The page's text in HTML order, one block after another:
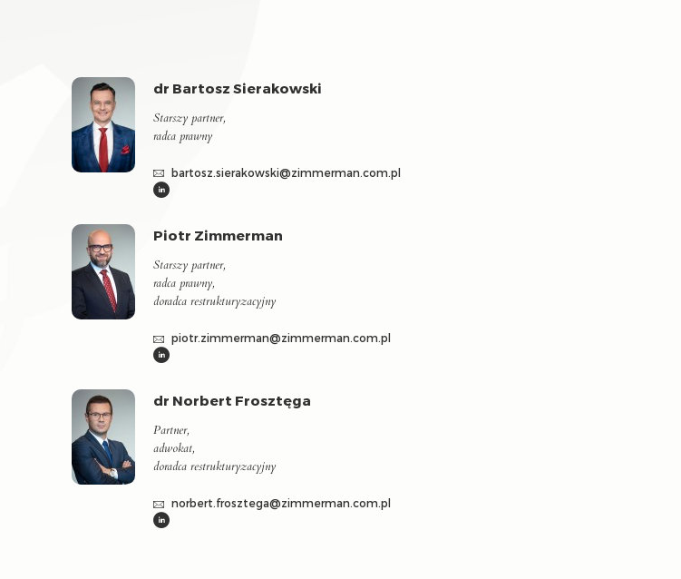
dr Bartosz Sierakowski
Starszy partner,
radca prawny
bartosz.sierakowski@zimmerman.com.pl
Piotr Zimmerman
Starszy partner,
radca prawny,
doradca restrukturyzacyjny
piotr.zimmerman@zimmerman.com.pl
dr Norbert Frosztęga
Partner,
adwokat,
doradca restrukturyzacyjny
norbert.frosztega@zimmerman.com.pl